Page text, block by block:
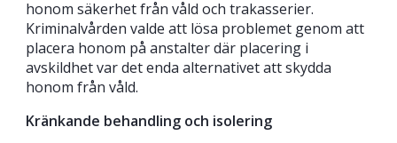
honom säkerhet från våld och trakasserier.
Kriminalvården valde att lösa problemet genom att
placera honom på anstalter där placering i
avskildhet var det enda alternativet att skydda
honom från våld.
Kränkande behandling och isolering